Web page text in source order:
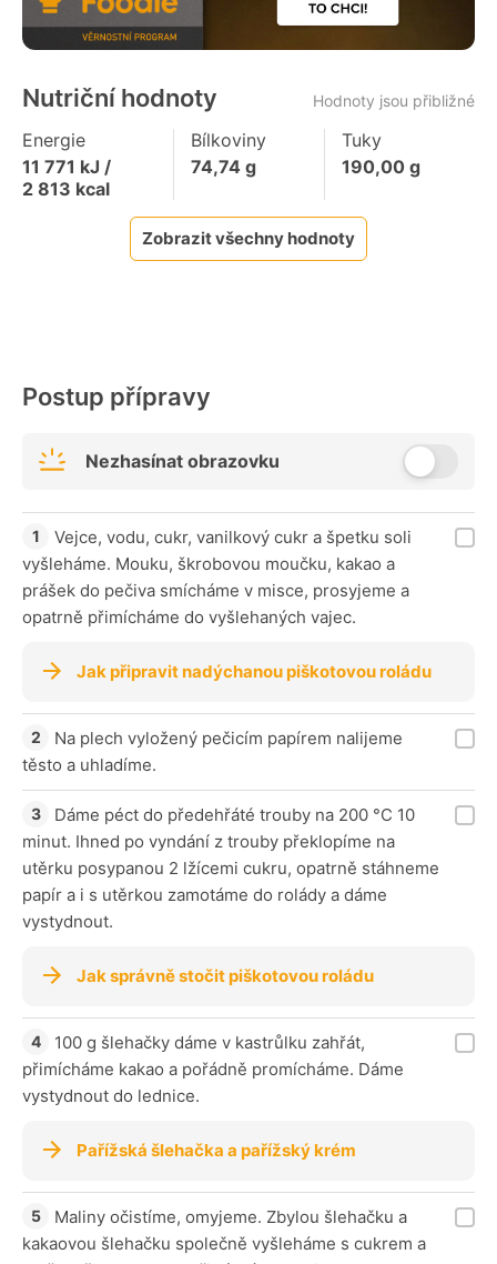
Nutriční hodnoty Hodnoty jsou přibližné
Energie
11 771 kJ /
2 813 kcal
Bílkoviny
74,74 g
Tuky
190,00g
Zobrazit všechny hodnoty
Postup přípravy
Nezhasínat obrazovku
Vejce, vodu, cukr, vanilkový cukr a špetku soli
vyšleháme. Mouku, škrobovou moučku, kakao a
prášek do pečiva smícháme v misce, prosyjeme a
opatrně přimícháme do vyšlehaných vajec.
Jak připravit nadýchanou piškotovou roládu
Na plech vyložený pečicím papírem nalijeme
těsto a uhladíme.
Dáme péct do předehřáté trouby na 200 °C 10
minut. Ihned po vyndání z trouby překlopíme na
utěrku posypanou 2 lžícemi cukru, opatrně stáhneme
papír a i s utěrkou zamotáme do rolády a dáme
vystydnout.
Jak správně stočit piškotovou roládu
100 g šlehačky dáme v kastrůlku zahřát,
přimícháme kakao a pořádně promícháme. Dáme
vystydnout do lednice.
Pařížská šlehačka a pařížský krém
Maliny očistíme, omyjeme. Zbylou šlehačku a
kakaovou šlehačku společně vyšleháme s cukrem a